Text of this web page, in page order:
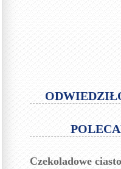
Czekoladowe